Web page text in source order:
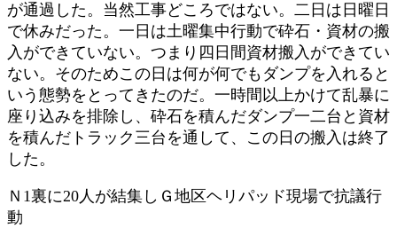
が通過した。当然工事どころではない。二日は日曜日
で休みだった。一日は土曜集中行動で砕石・資材の搬
入ができていない。つまり四日間資材搬入ができてい
ない。そのためこの日は何が何でもダンプを入れると
いう態勢をとってきたのだ。一時間以上かけて乱暴に
座り込みを排除し、砕石を積んだダンプ一二台と資材
を積んだトラック三台を通して、この日の搬入は終了
した。
Ｎ1裏に20人が結集しＧ地区ヘリパッド現場で抗議行
動